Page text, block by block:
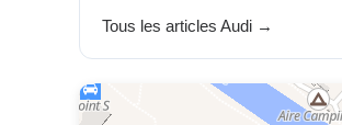
Tous les articles Audi →